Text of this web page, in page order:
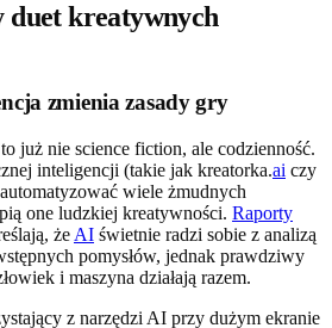
kreatywnych
zmienia zasady gry
to już nie science fiction, ale codzienność.
inteligencji (takie jak kreatorka.ai czy
wiele żmudnych
one ludzkiej kreatywności. Raporty
że AI świetnie radzi sobie z analizą
pomysłów, jednak prawdziwy
i maszyna działają razem.